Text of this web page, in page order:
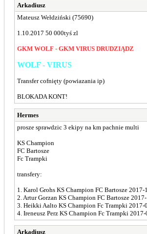
Arkadiusz
Mateusz Wełdziński (75690)
1.10.2017 50 000tyś zl
GKM WOLF - GKM VIRUS DRUDZIĄDZ
WOLF - VIRUS
Transfer cofnięty (powiazania ip)
BLOKADA KONT!
Hermes
prosze sprawdzic 3 ekipy na km pachnie multi
KS Champion
FC Bartosze
Fc Trampki
transfery:
1. Karol Grohs KS Champion FC Bartosze 2017-
2. Artur Gorzan KS Champion FC Bartosze
3. Heikki Aalto KS Champion Fc Trampki 2017-
4. Ireneusz Perz KS Champion Fc Trampki
Arkadiusz